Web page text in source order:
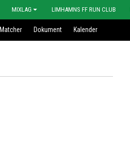
MIXLAG LIMHAMNS FF RUN CLUB
Matcher Dokument Kalender